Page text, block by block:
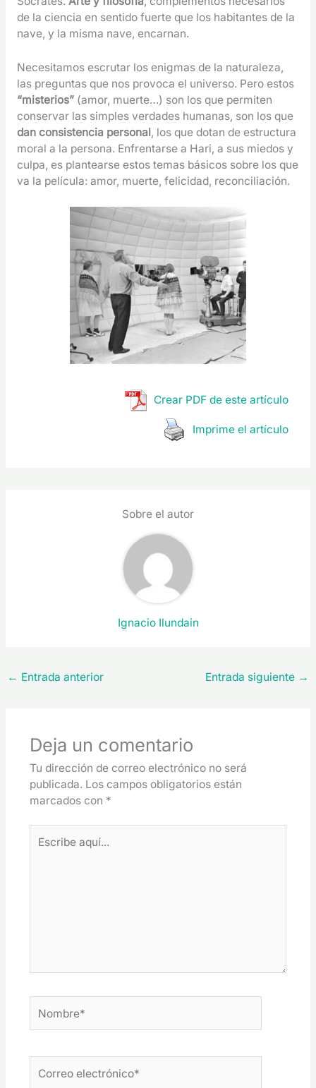
de la ciencia en sentido fuerte que los habitantes de la
nave, y la misma nave, encarnan.
Necesitamos escrutar los enigmas de la naturaleza,
las preguntas que nos provoca el universo. Pero estos
“misterios”(amor, muerte…) son los que permiten
conservar las simples verdades humanas, son los que
dan consistencia personal, los que dotan de estructura
moral a la persona. Enfrentarse a Hari, a sus miedos y
culpa, es plantearse estos temas básicos sobre los que
va la película: amor, muerte, felicidad, reconciliación.
Crear PDF de este artículo
Imprime el artículo
Sobre el autor
Ignacio Ilundain
← Entrada anterior Entrada siguiente →
Deja un comentario
Tu dirección de correo electrónico no será
publicada. Los campos obligatorios están
marcados con *
aquí...
electrónico*